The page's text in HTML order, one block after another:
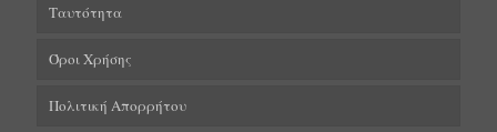
Ταυτότητα
Όροι Χρήσης
Πολιτική Απορρήτου